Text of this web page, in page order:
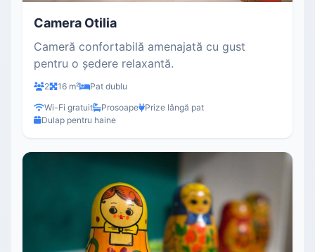
Camera Otilia
Cameră confortabilă amenajată cu gust
pentru o ședere relaxantă.
2 16 m²
Pat dublu
Wi-Fi gratuit
Prosoape
Prize lângă pat
Dulap pentru haine